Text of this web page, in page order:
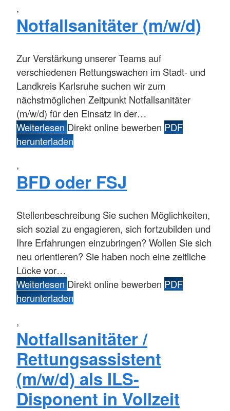
,
Notfallsanitäter (m/w/d)
Zur Verstärkung unserer Teams auf
verschiedenen Rettungswachen im Stadt- und
Landkreis Karlsruhe suchen wir zum
nächstmöglichen Zeitpunkt Notfallsanitäter
(m/w/d) für den Einsatz in der…
WeiterlesenDirekt online bewerben PDF
herunterladen
,
BFD oder FSJ
Stellenbeschreibung Sie suchen Möglichkeiten,
sich sozial zu engagieren, sich fortzubilden und
Ihre Erfahrungen einzubringen? Wollen Sie sich
neu orientieren? Sie haben noch eine zeitliche
Lücke vor…
WeiterlesenDirekt online bewerben PDF
herunterladen
,
Notfallsanitäter /
Rettungsassistent
(m/w/d) als ILS-
Disponent in Vollzeit